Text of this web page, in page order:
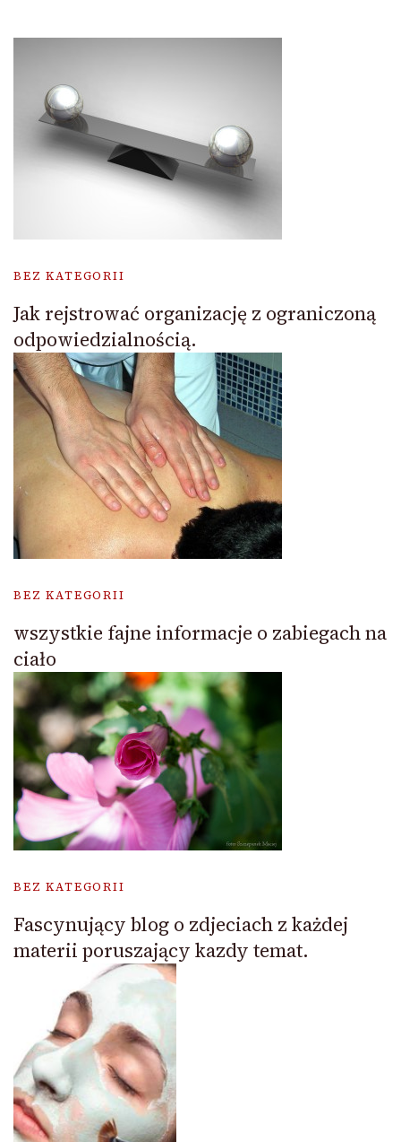
BEZ KATEGORII
Jak rejstrować organizację z ograniczoną
odpowiedzialnością.
BEZ KATEGORII
wszystkie fajne informacje o zabiegach na
ciało
BEZ KATEGORII
Fascynujący blog o zdjeciach z każdej
materii poruszający kazdy temat.